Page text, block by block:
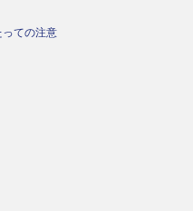
っての注意